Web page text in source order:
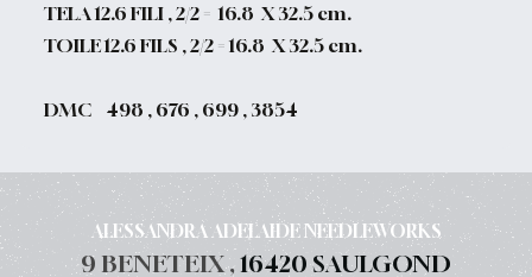
TELA 12.6 FILI , 2/2 = 16.8 X 32.5 cm.
TOILE 12.6 FILS , 2/2 = 16.8 X 32.5 cm.
DMC 498 , 676 , 699 , 3854
ALESSANDRA ADELAIDE NEEDLEWORKS
9 BENETEIX ,16420 SAULGOND